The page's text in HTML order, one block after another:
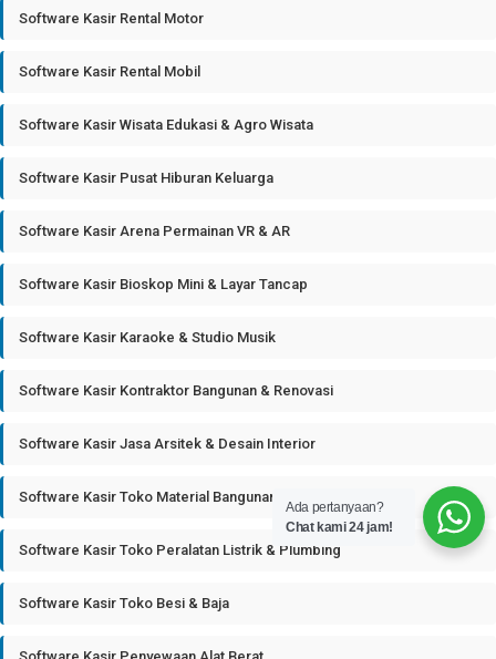
Software Kasir Rental Motor
Software Kasir Rental Mobil
Software Kasir Wisata Edukasi & Agro Wisata
Software Kasir Pusat Hiburan Keluarga
Software Kasir Arena Permainan VR & AR
Software Kasir Bioskop Mini & Layar Tancap
Software Kasir Karaoke & Studio Musik
Software Kasir Kontraktor Bangunan & Renovasi
Software Kasir Jasa Arsitek & Desain Interior
Software Kasir Toko Material Bangunan
Software Kasir Toko Peralatan Listrik & Plumbing
Software Kasir Toko Besi & Baja
Ada pertanyaan?
Chat kami 24 jam!